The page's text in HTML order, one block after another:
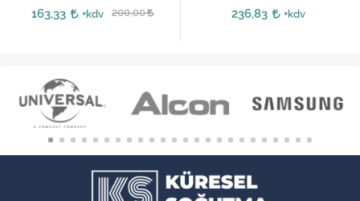
163,33 +kdv 200,00 236,83 +kdv